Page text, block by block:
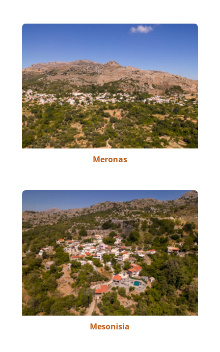
Meronas
Mesonisia